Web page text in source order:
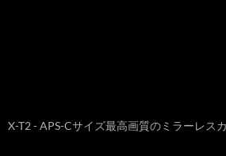
X-T2 - APS-Cサイズ最高画質のミラーレス